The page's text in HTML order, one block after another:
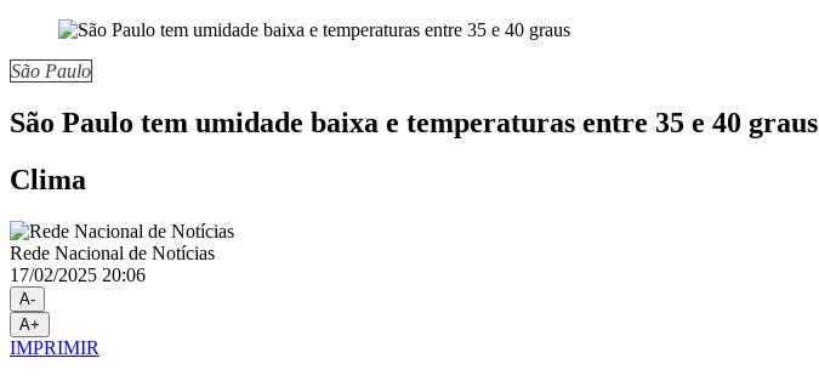
São Paulo
São Paulo tem umidade baixa e temperaturas entre 35 e 40 graus
Clima
Rede Nacional de Notícias
17/02/2025 20:06
A-
A+
IMPRIMIR